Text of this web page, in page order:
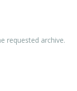
requested archive.